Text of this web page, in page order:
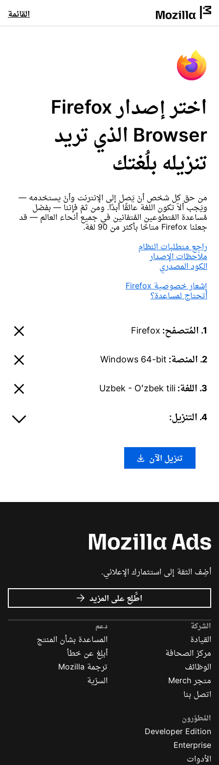
القائمة
اختر إصدار Firefox
Browser الذي تريد
تنزيله بلُغتك
من حق كل شخص أنْ يَصل إلى الإنترنت وأنْ يستخدمه —
ويَجب ألاّ تكون اللغة عائقًا أبدًا. ومن ثمّ فإننا — بفضل
مُساعدة المُتطوعين المُتفانين في جميع أنحاء العالم — قد
جعلنا Firefox متاحًا بأكثر من 90 لغة.
راجِع متطلبات النظام
ملاحظات الإصدار
الكود المصدري
إشعار خصوصية Firefox
أتحتاج لمساعدة؟
1. المُتصفح: Firefox
2. المنصة: Windows 64-bit
3. اللغة: Uzbek - Oʻzbek tili
4. التنزيل:
تنزيل الآن
أضِف الثقة إلى استثمارك الإعلاني.
اطَّلِع على المزيد عن
إعلانات
Mozilla
الشركة
القيادة
مركز الصحافة
الوظائف
متجر Merch
اتصل بنا
دعم
المساعدة بشأن المنتج
أبلِغ عن خطأ
ترجمة Mozilla
السرّية
المُطوّرون
Developer Edition
Enterprise
الأدوات